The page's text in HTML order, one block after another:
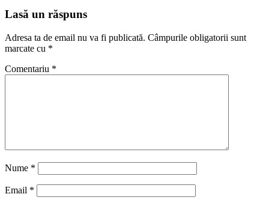
Lasă un răspuns
Adresa ta de email nu va fi publicată. Câmpurile obligatorii sunt
marcate cu *
Comentariu *
Nume *
Email *